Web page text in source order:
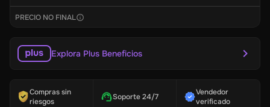
PRECIO NO FINAL
Explora Plus Beneficios
Compras sin
riesgos
Soporte 24/7
Vendedor
verificado